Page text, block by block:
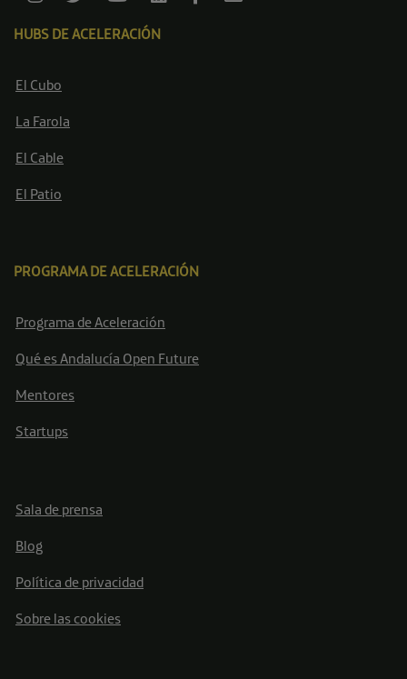
HUBS DE ACELERACIÓN
El Cubo
La Farola
El Cable
El Patio
PROGRAMA DE ACELERACIÓN
Programa de Aceleración
Qué es Andalucía Open Future
Mentores
Startups
Sala de prensa
Blog
Política de privacidad
Sobre las cookies